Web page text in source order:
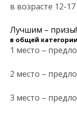
в возрасте 12-17
Лучшим – призы!
в общей
1 место –
2 место –
3 место –